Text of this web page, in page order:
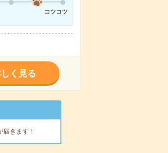
コツコツ
く見る
届きます！